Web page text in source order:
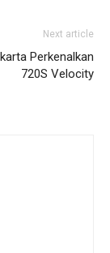
Next article
Perkenalkan
720S Velocity